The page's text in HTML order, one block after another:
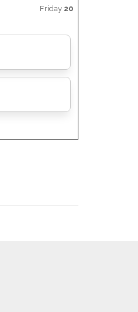
Friday 20